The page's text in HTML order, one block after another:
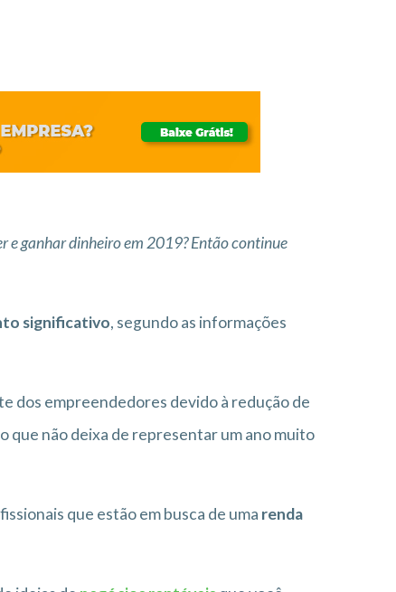
e ganhar dinheiro em 2019? Então continue
significativo, segundo as informações
dos empreendedores devido à redução de
que não deixa de representar um ano muito
que estão em busca de uma renda